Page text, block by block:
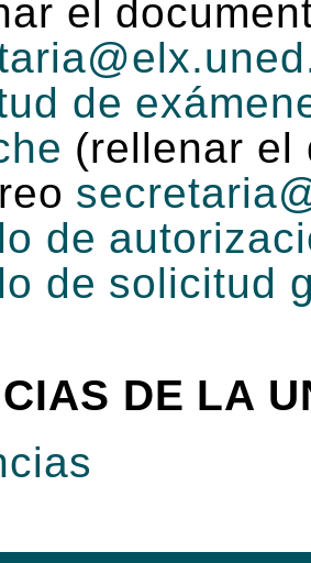
el
de
(rellenar el
de
de solicitud
DE LA